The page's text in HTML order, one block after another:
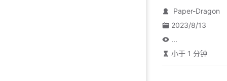
Paper-Dragon
2023/8/13
...
小于 1 分钟